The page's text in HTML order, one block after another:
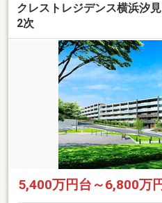
クレストレジデンス横浜汐
2次
5,400万円台～6,800万